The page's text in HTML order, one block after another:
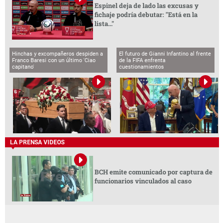
Espinel deja de lado las excusas y
fichaje podría debutar: "Está en la
lista..."
Hinchas y excompañeros despiden a
Franco Baresi con un último 'Ciao
capitano'
El futuro de Gianni Infantino al frente
de la FIFA enfrenta
cuestionamientos
LA PRENSA VIDEOS
BCH emite comunicado por captura de
funcionarios vinculados al caso